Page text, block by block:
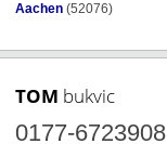
Aachen (52076)
TOM bukvic
0177-6723908